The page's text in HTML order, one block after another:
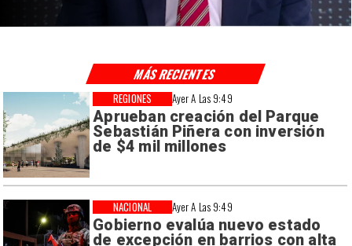
Ayer A Las 9:49
Aprueban creación del Parque
Sebastián Piñera con inversión
de $4 mil millones
REGIONES
Ayer A Las 9:49
Gobierno evalúa nuevo estado
de excepción en barrios con alta
NACIONAL
MÁS RECIENTES